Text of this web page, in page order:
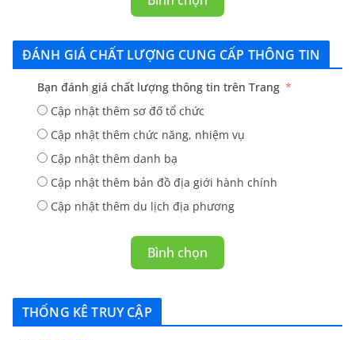
ĐÁNH GIÁ CHẤT LƯỢNG CUNG CẤP THÔNG TIN
Bạn đánh giá chất lượng thông tin trên Trang
Cập nhật thêm sơ đố tổ chức
Cập nhật thêm chức năng, nhiệm vụ
Cập nhật thêm danh bạ
Cập nhật thêm bản đồ địa giới hành chính
Cập nhật thêm du lịch địa phương
Bình chọn
THỐNG KÊ TRUY CẬP